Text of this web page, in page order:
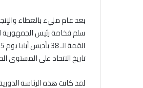
بعد عام مليء بالعطاء
سلم فخامة رئيس الجمهورية
تاريخ الاتحاد على
لقد كانت هذه الرئاسة